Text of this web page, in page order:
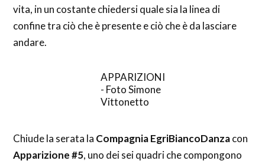
vita, in un costante chiedersi quale sia la linea di
confine tra ciò che è presente e ciò che è da lasciare
andare.
APPARIZIONI
- Foto Simone
Vittonetto
Chiude la serata la Compagnia EgriBiancoDanzacon
Apparizione #5, uno dei sei quadri che compongono